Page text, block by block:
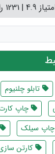
4.9 | 1231 رای)
تابلو چلنیوم
چاپ
چاپ سیلک
کارتن